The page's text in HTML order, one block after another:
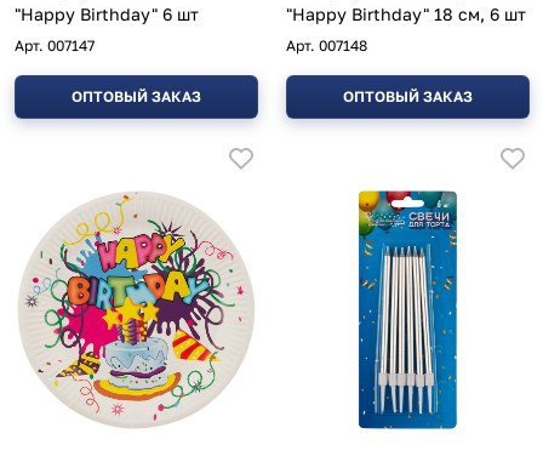
"Happy Birthday" 6 шт
Арт. 007147
ОПТОВЫЙ ЗАКАЗ
"Happy Birthday" 18 см, 6 шт
Арт. 007148
ОПТОВЫЙ ЗАКАЗ